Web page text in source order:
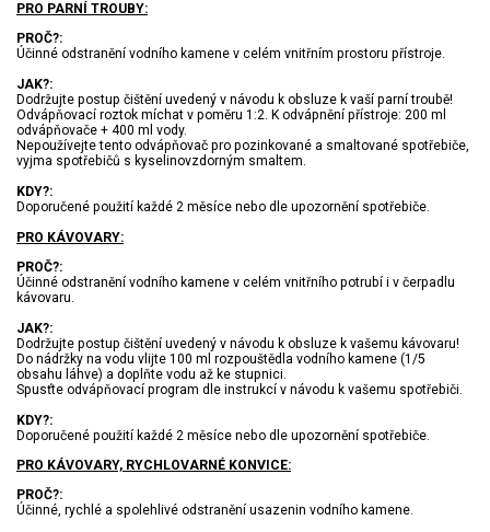
PRO PARNÍ TROUBY:
PROČ?:
Účinné odstranění vodního kamene v celém vnitřním prostoru přístroje.
JAK?:
Dodržujte postup čištění uvedený v návodu k obsluze k vaší parní troubě!
Odvápňovací roztok míchat v poměru 1:2. K odvápnění přístroje: 200 ml
odvápňovače + 400 ml vody.
Nepoužívejte tento odvápňovač pro pozinkované a smaltované spotřebiče,
vyjma spotřebičů s kyselinovzdorným smaltem.
KDY?:
Doporučené použití každé 2 měsíce nebo dle upozornění spotřebiče.
PRO KÁVOVARY:
PROČ?:
Účinné odstranění vodního kamene v celém vnitřního potrubí i v čerpadlu
kávovaru.
JAK?:
Dodržujte postup čištění uvedený v návodu k obsluze k vašemu kávovaru!
Do nádržky na vodu vlijte 100 ml rozpouštědla vodního kamene (1/5
obsahu láhve) a doplňte vodu až ke stupnici.
Spusťte odvápňovací program dle instrukcí v návodu k vašemu spotřebiči.
KDY?:
Doporučené použití každé 2 měsíce nebo dle upozornění spotřebiče.
PRO KÁVOVARY, RYCHLOVARNÉ KONVICE:
PROČ?:
Účinné, rychlé a spolehlivé odstranění usazenin vodního kamene.